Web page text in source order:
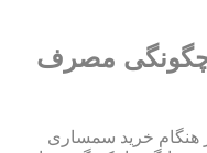
چگونگی مصرف
هنگام خرید سمساری